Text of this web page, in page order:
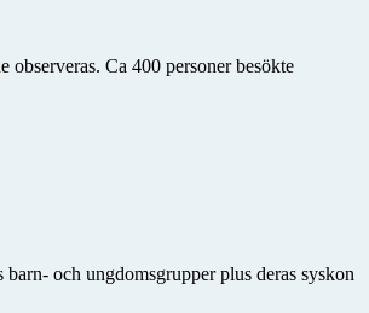
Ca 400 personer besökte
och ungdomsgrupper plus deras syskon